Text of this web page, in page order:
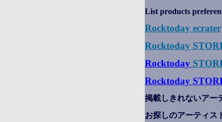
List products
Rocktoday ecrater
Rocktoday
Rocktoday
Rocktoday
掲載しきれないアー
お探しのアーティス